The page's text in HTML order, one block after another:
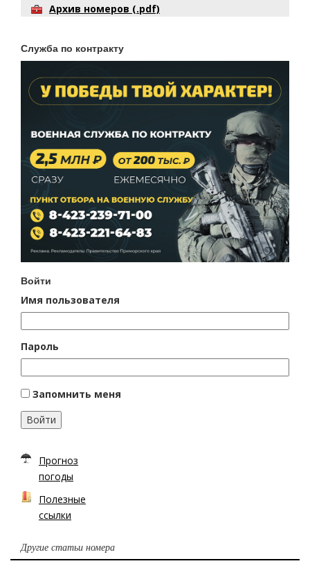
Архив номеров (.pdf)
Служба по контракту
Войти
Имя пользователя
Пароль
Запомнить меня
Войти
Прогноз
погоды
Полезные
ссылки
Другие статьи номера